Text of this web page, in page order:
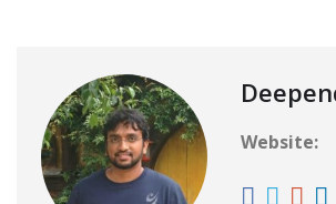
Website: